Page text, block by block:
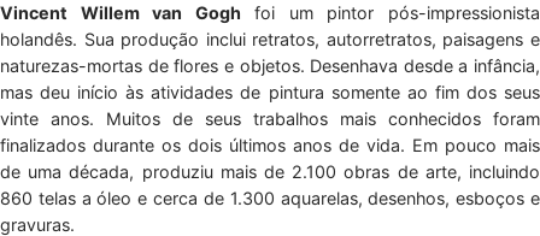
Vincent Willem van Gogh foi um pintor pós-impressionista
holandês. Sua produção inclui retratos, autorretratos, paisagens e
naturezas-mortas de flores e objetos. Desenhava desde a infância,
mas deu início às atividades de pintura somente ao fim dos seus
vinte anos. Muitos de seus trabalhos mais conhecidos foram
finalizados durante os dois últimos anos de vida. Em pouco mais
de uma década, produziu mais de 2.100 obras de arte, incluindo
860 telas a óleo e cerca de 1.300 aquarelas, desenhos, esboços e
gravuras.